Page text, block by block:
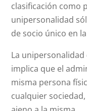
clasificación como
unipersonalidad
de socio único en
La
implica que el
misma persona
cualquier